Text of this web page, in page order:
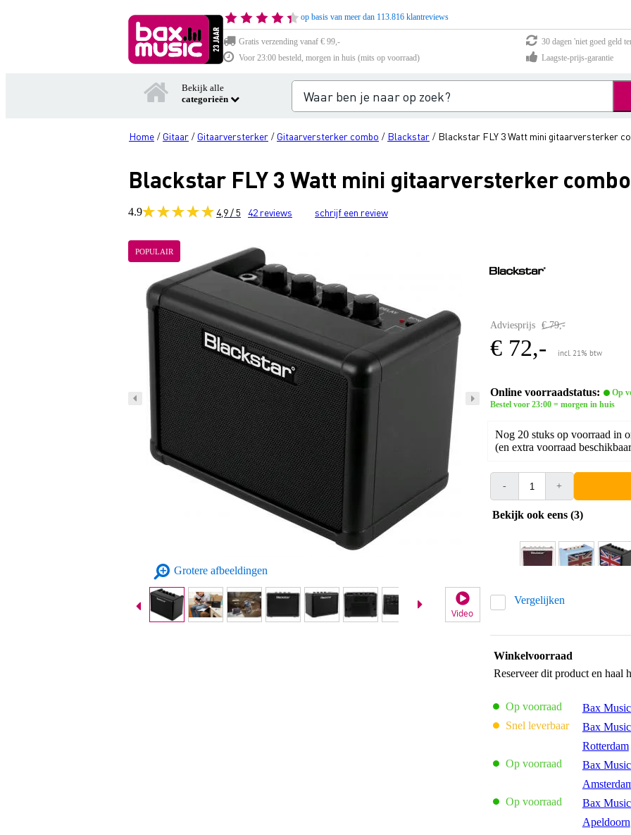
op basis van meer dan 113.816 klantreviews
Gratis verzending vanaf € 99,-
30 dagen 'niet goed geld
Voor 23:00 besteld, morgen in huis (mits op voorraad)
Laagste-prijs-garantie
Bekijk alle
categorieën
Home / Gitaar / Gitaarversterker / Gitaarversterker combo / Blackstar / Blackstar FLY 3 Watt mini gitaarversterker
Blackstar FLY 3 Watt mini gitaarversterker combo
4.9 4,9 / 5 42reviews schrijf een review
POPULAIR
Grotere afbeeldingen
Video
Adviesprijs € 79,-
€ 72,- incl. 21% btw
Online voorraadstatus:
Op
Bestel voor 23:00 = morgen in huis
Nog 20 stuks op voorraad in
(en extra voorraad
- +
Bekijk ook eens (3)
Vergelijken
Winkelvoorraad
Reserveer dit product en haal
Op voorraad Bax
Snel leverbaar
Bax
Rotterdam
Op voorraad
Bax
Op voorraad
Bax
Apeldoorn